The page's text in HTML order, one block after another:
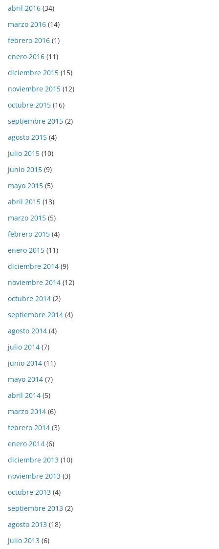
abril 2016 (34)
marzo 2016 (14)
febrero 2016 (1)
enero 2016 (11)
diciembre 2015 (15)
noviembre 2015 (12)
octubre 2015 (16)
septiembre 2015 (2)
agosto 2015 (4)
julio 2015 (10)
junio 2015 (9)
mayo 2015 (5)
abril 2015 (13)
marzo 2015 (5)
febrero 2015 (4)
enero 2015 (11)
diciembre 2014 (9)
noviembre 2014 (12)
octubre 2014 (2)
septiembre 2014 (4)
agosto 2014 (4)
julio 2014 (7)
junio 2014 (11)
mayo 2014 (7)
abril 2014 (5)
marzo 2014 (6)
febrero 2014 (3)
enero 2014 (6)
diciembre 2013 (10)
noviembre 2013 (3)
octubre 2013 (4)
septiembre 2013 (2)
agosto 2013 (18)
julio 2013 (6)